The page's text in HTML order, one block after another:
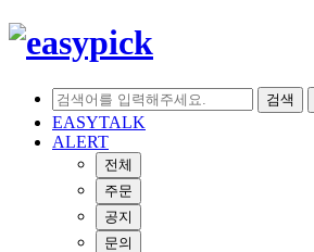
검색
EASYTALK
ALERT
전체
주문
공지
문의